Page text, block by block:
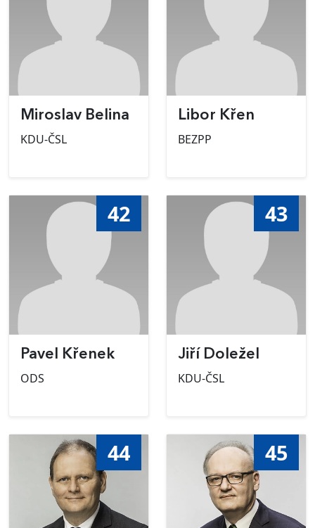
Miroslav Belina
KDU-ČSL
Libor Křen
BEZPP
42
Pavel Křenek
ODS
43
Jiří Doležel
KDU-ČSL
44 45